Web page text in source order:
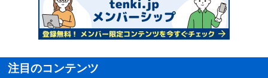
注目のコンテンツ